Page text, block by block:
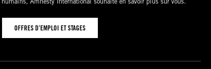
OFFRES D’EMPLOI ET STAGES